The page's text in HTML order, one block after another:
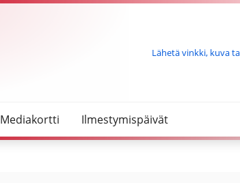
Lähetä vinkki, kuva
Mediakortti Ilmestymispäivät